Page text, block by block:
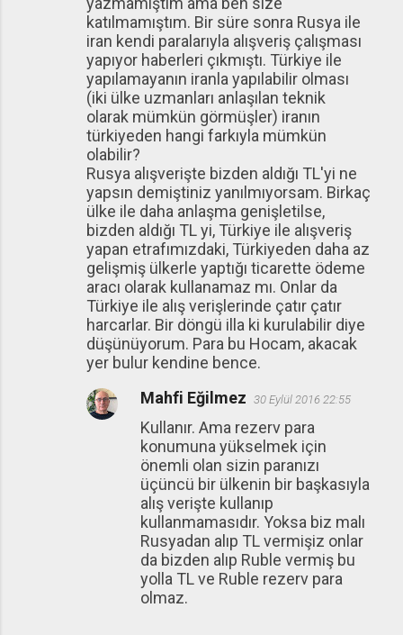
katılmamıştım. Bir süre sonra Rusya ile
iran kendi paralarıyla alışveriş çalışması
yapıyor haberleri çıkmıştı. Türkiye ile
yapılamayanın iranla yapılabilir olması
(iki ülke uzmanları anlaşılan teknik
olarak mümkün görmüşler) iranın
türkiyeden hangi farkıyla mümkün
olabilir?
Rusya alışverişte bizden aldığı TL'yi ne
yapsın demiştiniz yanılmıyorsam. Birkaç
ülke ile daha anlaşma genişletilse,
bizden aldığı TL yi, Türkiye ile alışveriş
yapan etrafımızdaki, Türkiyeden daha az
gelişmiş ülkerle yaptığı ticarette ödeme
aracı olarak kullanamaz mı. Onlar da
Türkiye ile alış verişlerinde çatır çatır
harcarlar. Bir döngü illa ki kurulabilir diye
düşünüyorum. Para bu Hocam, akacak
yer bulur kendine bence.
Mahfi Eğilmez 30 Eylül 2016 22:55
Kullanır. Ama rezerv para
konumuna yükselmek için
önemli olan sizin paranızı
üçüncü bir ülkenin bir başkasıyla
alış verişte kullanıp
kullanmamasıdır. Yoksa biz malı
Rusyadan alıp TL vermişiz onlar
da bizden alıp Ruble vermiş bu
yolla TL ve Ruble rezerv para
olmaz.